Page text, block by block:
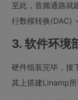
至此，音频通路就
行数模转换(DAC)
3. 软件环境
硬件组装完毕，接
其上搭建Linamp所